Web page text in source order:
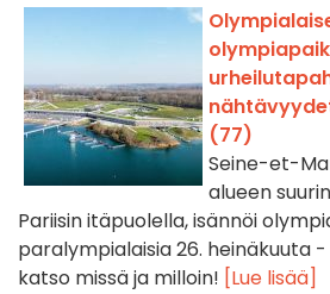
(77)
Seine-et-
alueen
Pariisin itäpuolella, isännöi
paralympialaisia 26. heinäkuuta -
katso missä ja milloin! [Lue lisää]